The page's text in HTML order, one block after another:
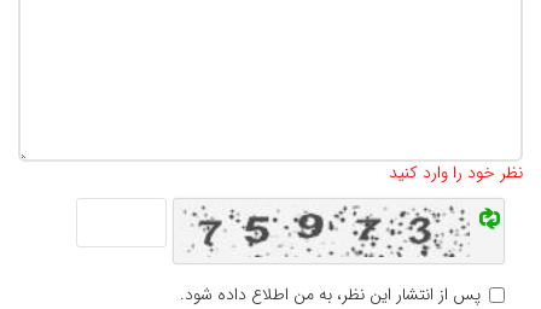
نظر خود را وارد کنید
پس از انتشار این نظر، به من اطلاع داده شود.